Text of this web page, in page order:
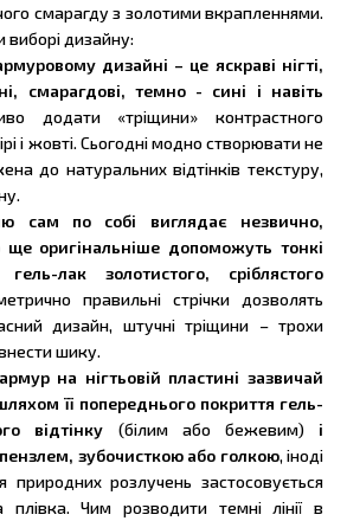
смарагду з золотими вкрапленнями.
виборі дизайну:
дизайні – це яскраві нігті,
смарагдові, темно - сині і навіть
додати «тріщини» контрастного
і жовті. Сьогодні модно створювати не
до натуральних відтінків текстуру,
сам по собі виглядає незвично,
ще оригінальніше допоможуть тонкі
лак золотистого, сріблястого
правильні стрічки дозволять
дизайн, штучні тріщини – трохи
шику.
на нігтьовій пластині зазвичай
її попереднього покриття гель-
відтінку (білим або бежевим)і
зубочисткою або голкою, іноді
природних розлучень застосовується
плівка. Чим розводити темні лінії в